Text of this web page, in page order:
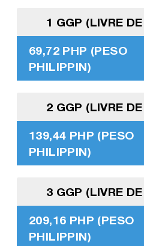
1 GGP (LIVRE
69,72 PHP (PESO
PHILIPPIN)
2 GGP (LIVRE
139,44 PHP (PESO
PHILIPPIN)
3 GGP (LIVRE
209,16 PHP (PESO
PHILIPPIN)